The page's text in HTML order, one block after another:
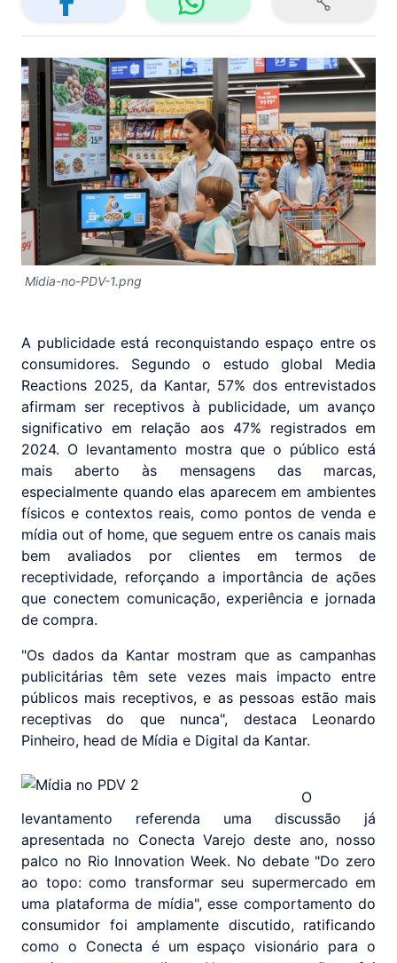
Midia-no-PDV-1.png
A publicidade está reconquistando espaço entre os
consumidores. Segundo o estudo global Media
Reactions 2025, da Kantar, 57% dos entrevistados
afirmam ser receptivos à publicidade, um avanço
significativo em relação aos 47% registrados em
2024. O levantamento mostra que o público está
mais aberto às mensagens das marcas,
especialmente quando elas aparecem em ambientes
físicos e contextos reais, como pontos de venda e
mídia out of home, que seguem entre os canais mais
bem avaliados por clientes em termos de
receptividade, reforçando a importância de ações
que conectem comunicação, experiência e jornada
de compra.
"Os dados da Kantar mostram que as campanhas
publicitárias têm sete vezes mais impacto entre
públicos mais receptivos, e as pessoas estão mais
receptivas do que nunca", destaca Leonardo
Pinheiro, head de Mídia e Digital da Kantar.
O
levantamento referenda uma discussão já
apresentada no Conecta Varejo deste ano, nosso
palco no Rio Innovation Week. No debate "Do zero
ao topo: como transformar seu supermercado em
uma plataforma de mídia", esse comportamento do
consumidor foi amplamente discutido, ratificando
como o Conecta é um espaço visionário para o